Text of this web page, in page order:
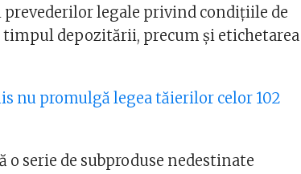
legale privind condiţiile de
depozitării, precum şi etichetarea
nu promulgă legea tăierilor celor 102
o serie de subproduse nedestinate